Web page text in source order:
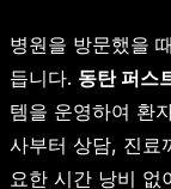
병원을 방문했을
듭니다. 동탄 퍼스
템을 운영하여 환
사부터 상담, 진료
요한 시간 낭비 없